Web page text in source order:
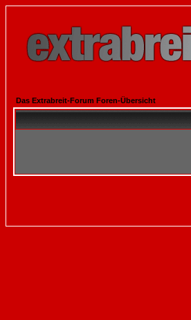
Das Extrabreit-Forum Foren-Übersicht